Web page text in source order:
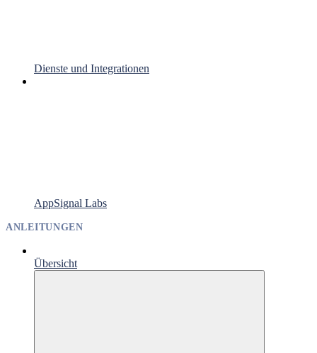
Dienste und Integrationen
AppSignal Labs
ANLEITUNGEN
Übersicht